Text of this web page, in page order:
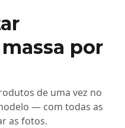
por
de uma vez no
— com todas as
as fotos.